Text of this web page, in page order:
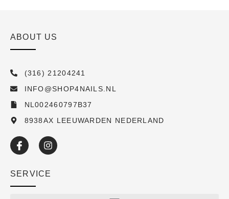
ABOUT US
(316) 21204241
INFO@SHOP4NAILS.NL
NL002460797B37
8938AX LEEUWARDEN NEDERLAND
SERVICE